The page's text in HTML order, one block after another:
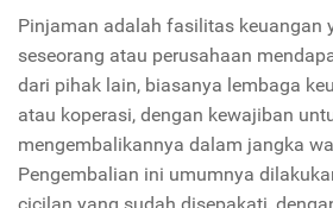
Pinjaman adalah fasilitas keuangan
seseorang atau perusahaan
dari pihak lain, biasanya lembaga
atau koperasi, dengan kewajiban
mengembalikannya dalam jangka
Pengembalian ini umumnya